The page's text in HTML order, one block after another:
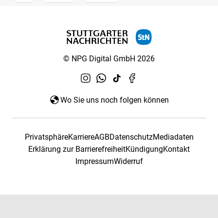
© NPG Digital GmbH 2026
Wo Sie uns noch folgen können
PrivatsphäreKarriereAGBDatenschutzMediadaten
Erklärung zur BarrierefreiheitKündigungKontakt
ImpressumWiderruf